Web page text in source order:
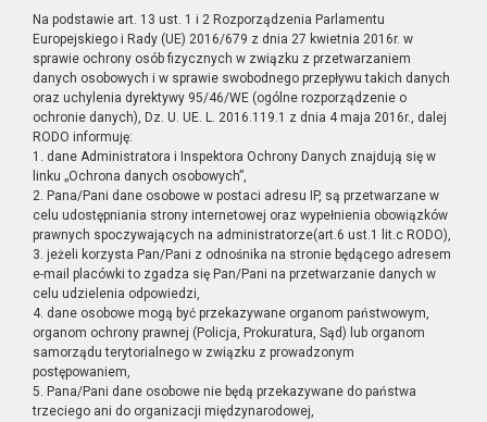
Na podstawie art. 13 ust. 1 i 2 Rozporządzenia Parlamentu
Europejskiego i Rady (UE) 2016/679 z dnia 27 kwietnia 2016r. w
sprawie ochrony osób fizycznych w związku z przetwarzaniem
danych osobowych i w sprawie swobodnego przepływu takich danych
oraz uchylenia dyrektywy 95/46/WE (ogólne rozporządzenie o
ochronie danych), Dz. U. UE. L. 2016.119.1 z dnia 4 maja 2016r., dalej
RODO informuję:
1. dane Administratora i Inspektora Ochrony Danych znajdują się w
linku „Ochrona danych osobowych”,
2. Pana/Pani dane osobowe w postaci adresu IP, są przetwarzane w
celu udostępniania strony internetowej oraz wypełnienia obowiązków
prawnych spoczywających na administratorze(art.6 ust.1 lit.c RODO),
3. jeżeli korzysta Pan/Pani z odnośnika na stronie będącego adresem
e-mail placówki to zgadza się Pan/Pani na przetwarzanie danych w
celu udzielenia odpowiedzi,
4. dane osobowe mogą być przekazywane organom państwowym,
organom ochrony prawnej (Policja, Prokuratura, Sąd) lub organom
samorządu terytorialnego w związku z prowadzonym
postępowaniem,
5. Pana/Pani dane osobowe nie będą przekazywane do państwa
trzeciego ani do organizacji międzynarodowej,